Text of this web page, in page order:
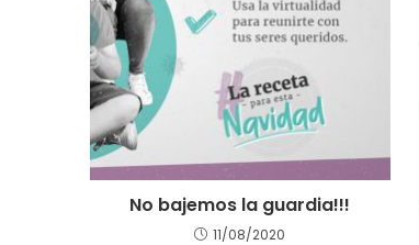
No bajemos la guardia!!!
11/08/2020